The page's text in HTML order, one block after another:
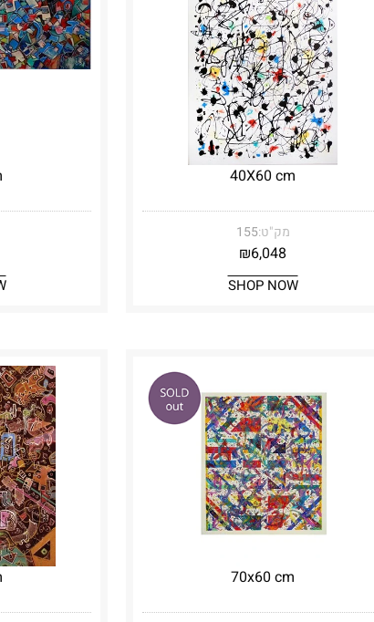
40X60 cm
מק"ט:155
₪6,048
SHOP NOW
70x60 cm